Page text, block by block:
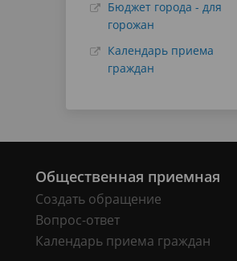
Бюджет города - для
горожан
Календарь приема
граждан
Общественная приемная
Создать обращение
Вопрос-ответ
Календарь приема граждан